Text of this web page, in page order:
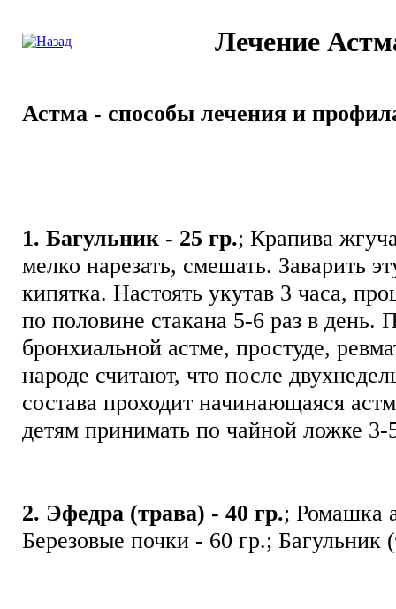
Лечение
Астма - способы лечения и
1. Багульник - 25 гр.; Крапива
мелко нарезать, смешать. Заварить
кипятка. Настоять укутав 3 часа,
по половине стакана 5-6 раз в день.
бронхиальной астме, простуде,
народе считают, что после
состава проходит начинающаяся
детям принимать по чайной ложке
2. Эфедра (трава) - 40 гр.; Ромашка
Березовые почки - 60 гр.;